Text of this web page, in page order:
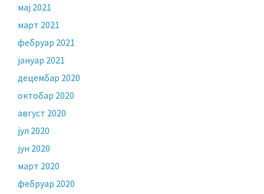
мај 2021
март 2021
фебруар 2021
јануар 2021
децембар 2020
октобар 2020
август 2020
јул 2020
јун 2020
март 2020
фебруар 2020